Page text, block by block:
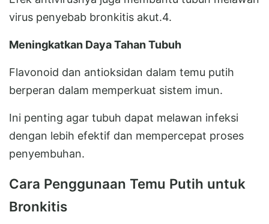
virus penyebab bronkitis akut.4.
Meningkatkan Daya Tahan Tubuh
Flavonoid dan antioksidan dalam temu putih
berperan dalam memperkuat sistem imun.
Ini penting agar tubuh dapat melawan infeksi
dengan lebih efektif dan mempercepat proses
penyembuhan.
Cara Penggunaan Temu Putih untuk
Bronkitis